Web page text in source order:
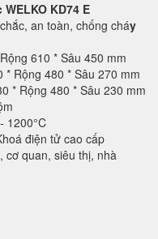
KD74 E
an toàn, chống cháy
610 * Sâu 450 mm
Rộng 480 * Sâu 270 mm
* Rộng 480 * Sâu 230 mm
1200°C
điện tử cao cấp
cơ quan, siêu thị, nhà